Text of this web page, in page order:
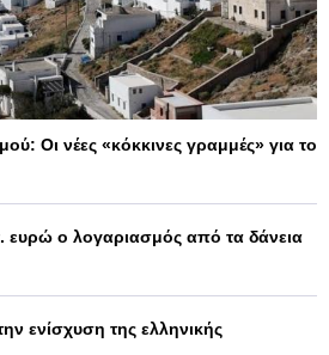
Οι νέες «κόκκινες γραμμές» για το
ευρώ ο λογαριασμός από τα δάνεια
ενίσχυση της ελληνικής